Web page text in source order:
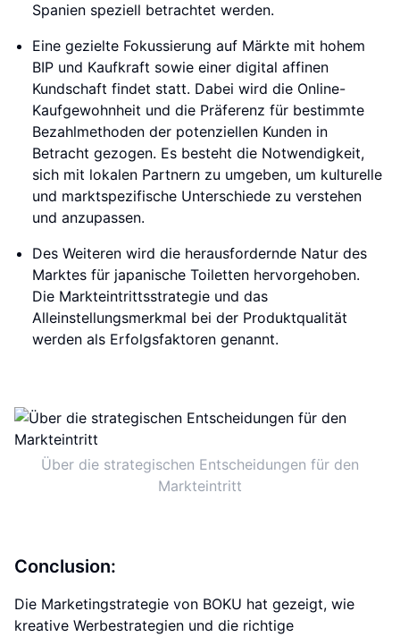
Spanien speziell betrachtet werden.
Eine gezielte Fokussierung auf Märkte mit hohem
BIP und Kaufkraft sowie einer digital affinen
Kundschaft findet statt. Dabei wird die Online-
Kaufgewohnheit und die Präferenz für bestimmte
Bezahlmethoden der potenziellen Kunden in
Betracht gezogen. Es besteht die Notwendigkeit,
sich mit lokalen Partnern zu umgeben, um kulturelle
und marktspezifische Unterschiede zu verstehen
und anzupassen.
Des Weiteren wird die herausfordernde Natur des
Marktes für japanische Toiletten hervorgehoben.
Die Markteintrittsstrategie und das
Alleinstellungsmerkmal bei der Produktqualität
werden als Erfolgsfaktoren genannt.
Über die strategischen Entscheidungen für den
Markteintritt
Conclusion:
Die Marketingstrategie von BOKU hat gezeigt, wie
kreative Werbestrategien und die richtige